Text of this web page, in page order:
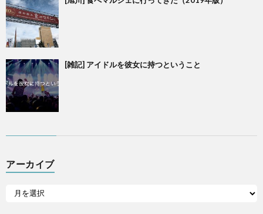
[雑記] アイドルを彼女に持つということ
アーカイブ